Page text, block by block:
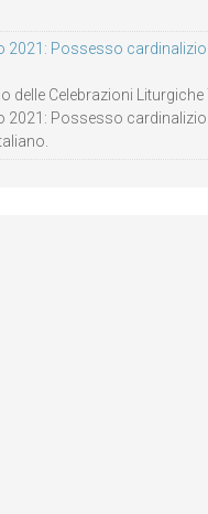
2021: Possesso cardinalizio
delle Celebrazioni
2021: Possesso